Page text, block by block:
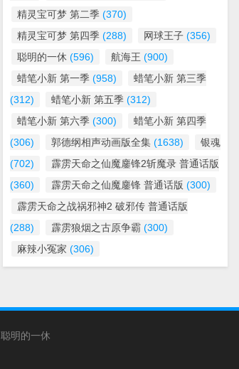
精灵宝可梦 第二季 (370)
精灵宝可梦 第四季 (288) 网球王子 (356)
聪明的一休 (596) 航海王 (900)
蜡笔小新 第一季 (958)
蜡笔小新 第三季
(312)
蜡笔小新 第五季 (312)
蜡笔小新 第六季 (300)
蜡笔小新 第四季
(306)
郭德纲相声动画版全集 (1638)
银魂
(702)
霹雳天命之仙魔鏖锋2斩魔录 普通话版
(360)
霹雳天命之仙魔鏖锋 普通话版 (300)
霹雳天命之战祸邪神2 破邪传 普通话版
(288)
霹雳狼烟之古原争霸 (300)
麻辣小冤家 (306)
聪明的一休